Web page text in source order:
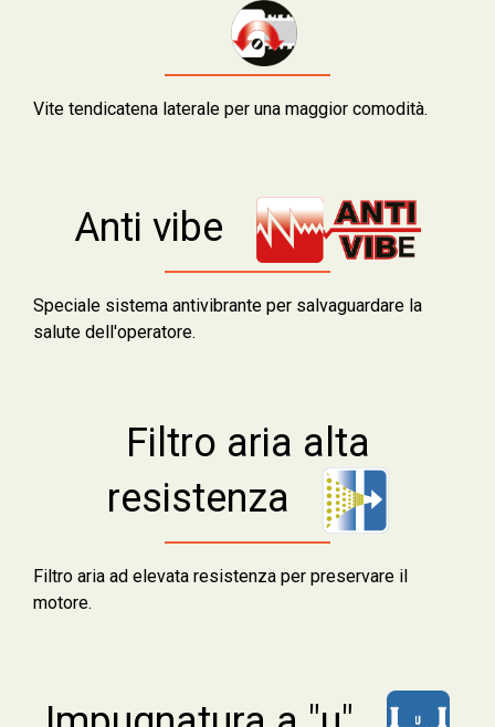
Vite tendicatena laterale per una maggior comodità.
Anti vibe
Speciale sistema antivibrante per salvaguardare la
salute dell'operatore.
Filtro aria alta
resistenza
Filtro aria ad elevata resistenza per preservare il
motore.